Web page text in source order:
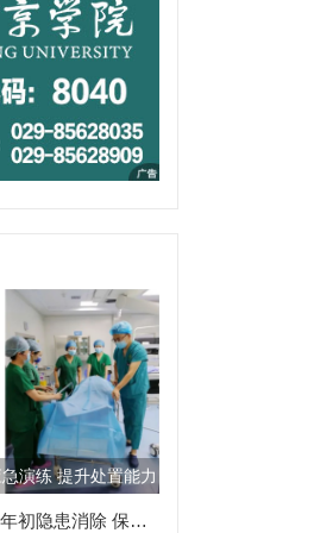
演练 提升处置能力
除 保障道路安全畅通